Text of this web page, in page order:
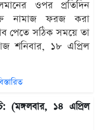
ওপর প্রতিদিন
নামাজ ফরজ করা
পেতে সঠিক সময়ে তা
শনিবার, ১৮ এপ্রিল
(মঙ্গলবার, ১৪ এপ্রিল